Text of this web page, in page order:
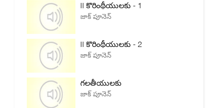
II కొరింథీయులకు - 1
జాక్ పూనెన్
II కొరింథీయులకు - 2
జాక్ పూనెన్
గలతీయులకు
జాక్ పూనెన్